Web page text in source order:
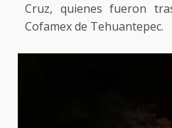
Cruz, quienes fueron
Cofamex de Tehuantepec.